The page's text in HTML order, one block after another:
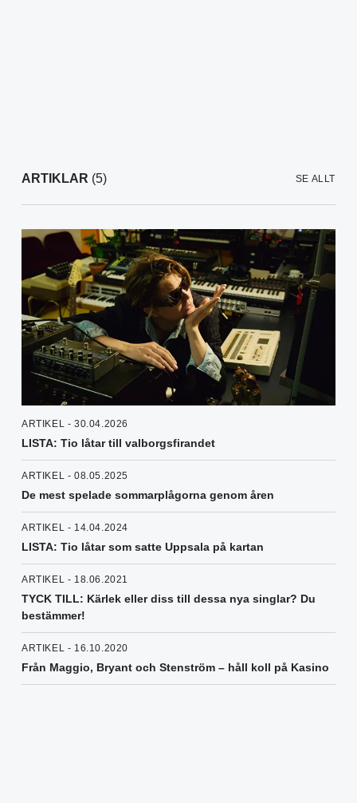
ARTIKLAR (5) SE ALLT
ARTIKEL - 30.04.2026
LISTA: Tio låtar till valborgsfirandet
ARTIKEL - 08.05.2025
De mest spelade sommarplågorna genom åren
ARTIKEL - 14.04.2024
LISTA: Tio låtar som satte Uppsala på kartan
ARTIKEL - 18.06.2021
TYCK TILL: Kärlek eller diss till dessa nya singlar? Du
bestämmer!
ARTIKEL - 16.10.2020
Från Maggio, Bryant och Stenström – håll koll på Kasino